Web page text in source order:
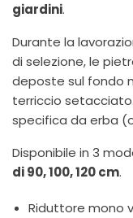
giardini.
Durante la
di selezione, le
deposte sul fondo
terriccio
specifica da erba
Disponibile in 3
di 90, 100, 120 cm.
Riduttore mono